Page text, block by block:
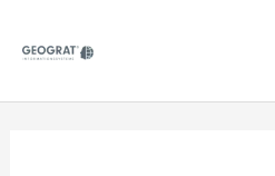
Inhalt